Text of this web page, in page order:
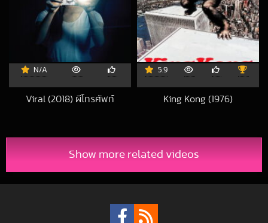
N/A
Viral (2018) ผีโทรศัพท์
5.9
King Kong (1976)
Show more related videos